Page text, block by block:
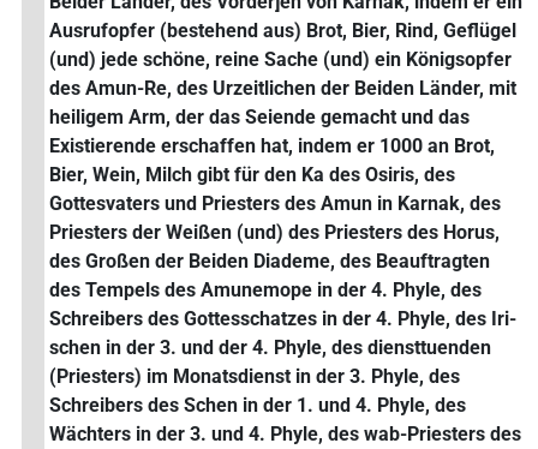
Ausrufopfer (bestehend aus) Brot, Bier, Rind, Geflügel
(und) jede schöne, reine Sache (und) ein Königsopfer
des Amun-Re, des Urzeitlichen der Beiden Länder, mit
heiligem Arm, der das Seiende gemacht und das
Existierende erschaffen hat, indem er 1000 an Brot,
Bier, Wein, Milch gibt für den Ka des Osiris, des
Gottesvaters und Priesters des Amun in Karnak, des
Priesters der Weißen (und) des Priesters des Horus,
des Großen der Beiden Diademe, des Beauftragten
des Tempels des Amunemope in der 4. Phyle, des
Schreibers des Gottesschatzes in der 4. Phyle, des Iri-
schen in der 3. und der 4. Phyle, des diensttuenden
(Priesters) im Monatsdienst in der 3. Phyle, des
Schreibers des Schen in der 1. und 4. Phyle, des
Wächters in der 3. und 4. Phyle, des wab-Priesters des